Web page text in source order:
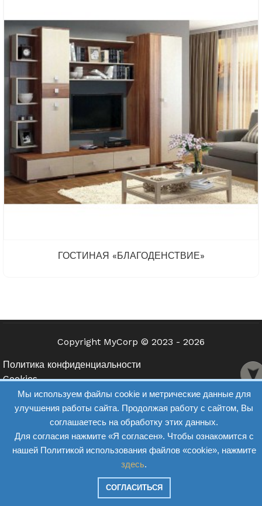
ГОСТИНАЯ «БЛАГОДЕНСТВИЕ»
Мы используем файлы cookie и метрические данные для
улучшения работы сайта. Продолжая работу с сайтом, Вы
соглашаетесь на обработку этих данных.
Для согласия нажмите «Я согласен». Чтобы ознакомится с
нашей Политикой использования файлов «cookie», нажмите
здесь.
СОГЛАСИТЬСЯ
Copyright MyCorp © 2023 - 2026
Политика конфиденциальности
Cookies
Веб-сайт.рус - разработка и продвижение сайта